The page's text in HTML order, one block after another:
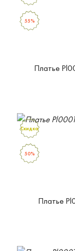
Платье
55%
Платье
Скидка
50%